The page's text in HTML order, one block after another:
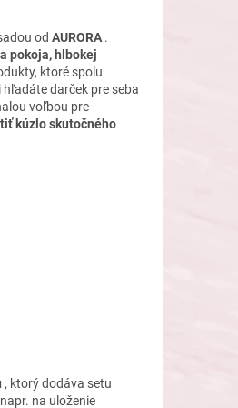
od AURORA .
pokoja, hlbokej
ktoré spolu
darček pre seba
voľbou pre
kúzlo skutočného
, ktorý dodáva setu
na uloženie